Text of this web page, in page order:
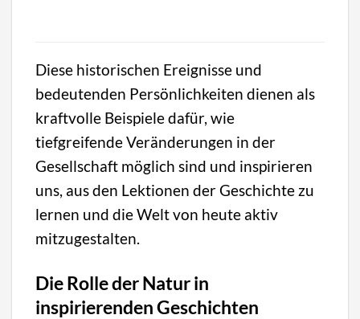
Diese historischen Ereignisse und
bedeutenden Persönlichkeiten dienen als
kraftvolle Beispiele dafür, wie
tiefgreifende Veränderungen in der
Gesellschaft möglich sind und inspirieren
uns, aus den Lektionen der Geschichte zu
lernen und die Welt von heute aktiv
mitzugestalten.
Die Rolle der Natur in
inspirierenden Geschichten